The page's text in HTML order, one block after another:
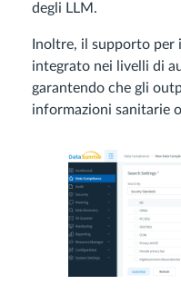
degli LLM.
Inoltre, il supporto per il
integrato nei livelli di
garantendo che gli
informazioni sanitarie